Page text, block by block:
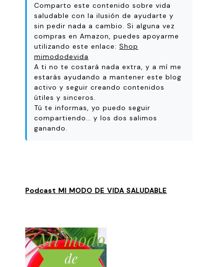
Comparto este contenido sobre vida
saludable con la ilusión de ayudarte y
sin pedir nada a cambio. Si alguna vez
compras en Amazon, puedes apoyarme
utilizando este enlace: Shop
mimododevida
A ti no te costará nada extra, y a mí me
estarás ayudando a mantener este blog
activo y seguir creando contenidos
útiles y sinceros.
Tú te informas, yo puedo seguir
compartiendo… y los dos salimos
ganando.
Podcast MI MODO DE VIDA SALUDABLE